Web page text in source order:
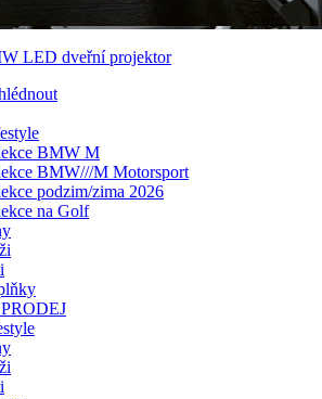
LED dveřní projektor
BMW M
BMW///M Motorsport
podzim/zima 2026
na Golf